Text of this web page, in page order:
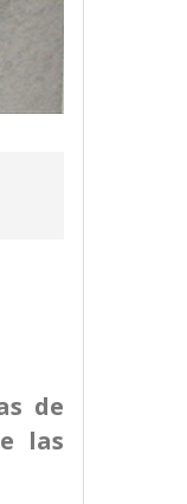
de
las